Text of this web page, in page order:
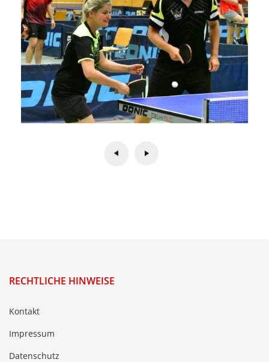
RECHTLICHE HINWEISE
Kontakt
Impressum
Datenschutz